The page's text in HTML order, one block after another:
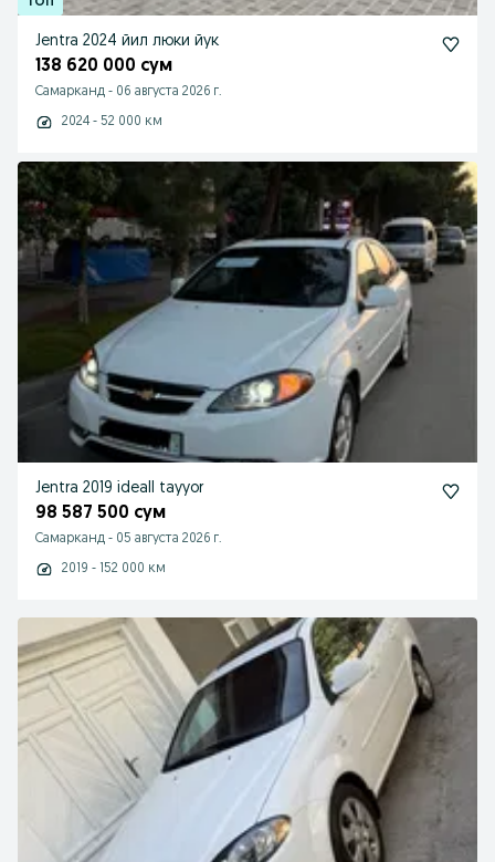
Jentra 2024 йил люки йук
138 620 000 сум
Самарканд - 06 августа 2026 г.
2024 - 52 000 км
Jentra 2019 ideall tayyor
98 587 500 сум
Самарканд - 05 августа 2026 г.
2019 - 152 000 км